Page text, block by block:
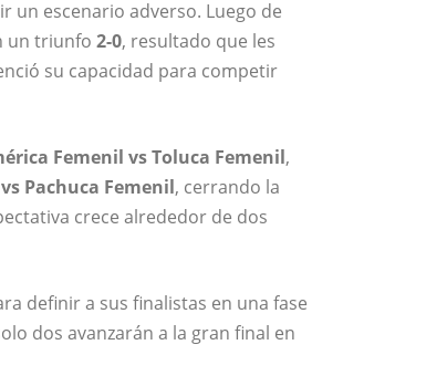
un escenario adverso. Luego de
un triunfo 2-0, resultado que les
su capacidad para competir
Femenil vs Toluca Femenil,
Pachuca Femenil, cerrando la
crece alrededor de dos
definir a sus finalistas en una fase
dos avanzarán a la gran final en